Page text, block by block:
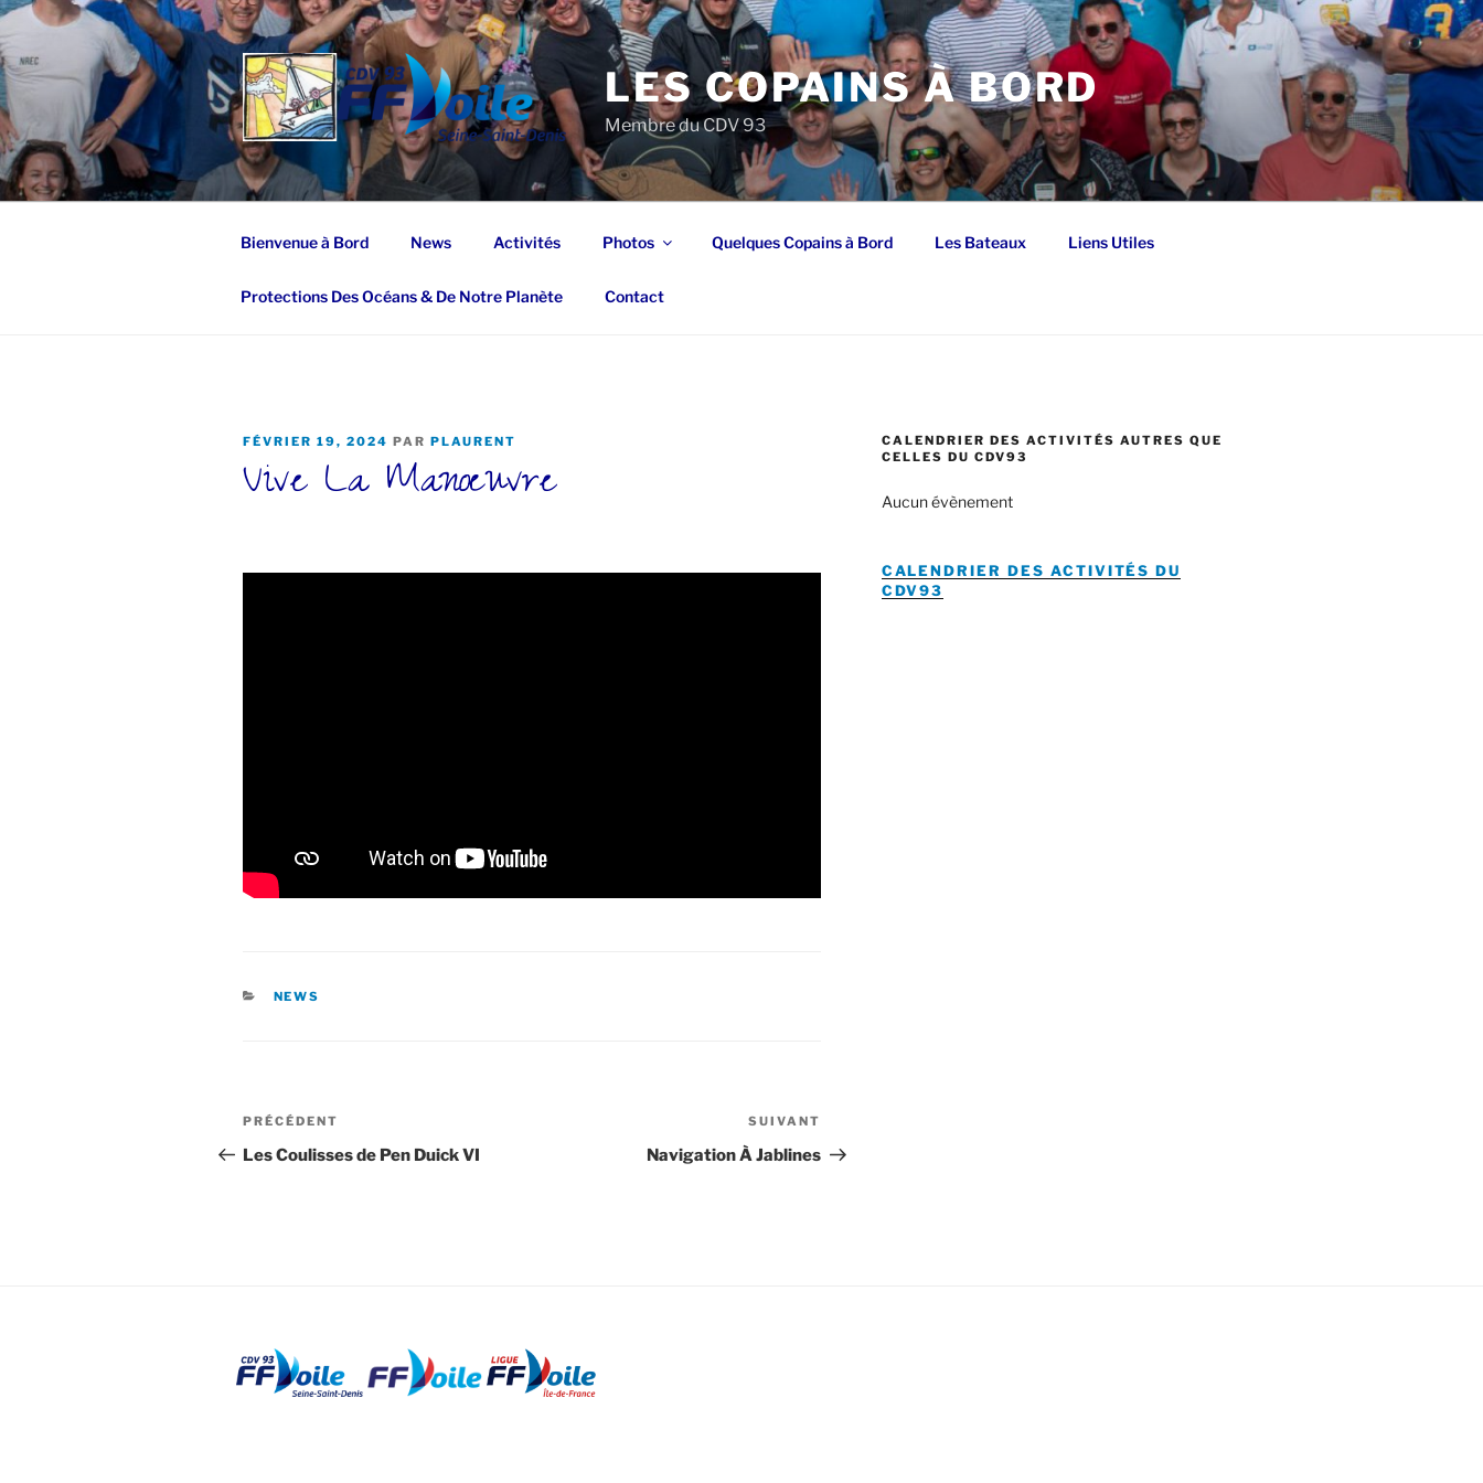
Aller
au
contenu
principal
LES COPAINS À BORD
Membre du CDV 93
Bienvenue à Bord News Activités Photos Quelques Copains à Bord Les Bateaux Liens Utiles
Protections Des Océans & De Notre Planète Contact
PUBLIÉ
FÉVRIER 19, 2024 PAR PLAURENT
Vive La Manœuvre
CATÉGORIES
NEWS
Navigation
de
Article
précédent
PRÉCÉDENT
Les Coulisses de Pen Duick VI
suivant
SUIVANT
Navigation À Jablines
CALENDRIER DES ACTIVITÉS AUTRES QUE
CELLES DU CDV93
Aucun évènement
CALENDRIER DES ACTIVITÉS DU
CDV93